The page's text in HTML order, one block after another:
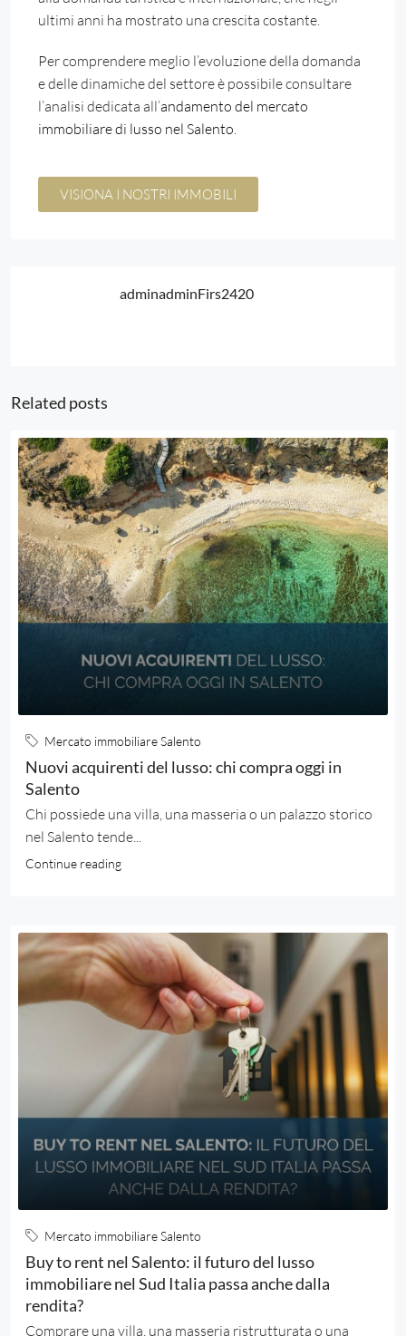
ultimi anni ha mostrato una crescita costante.
Per comprendere meglio l’evoluzione della domanda
e delle dinamiche del settore è possibile consultare
l’analisi dedicata all’andamento del mercato
immobiliare di lusso nel Salento.
VISIONA I NOSTRI IMMOBILI
adminadminFirs2420
Related posts
Mercato immobiliare Salento
Nuovi acquirenti del lusso: chi compra oggi in
Salento
Chi possiede una villa, una masseria o un palazzo storico
nel Salento tende...
Continue reading
Mercato immobiliare Salento
Buy to rent nel Salento: il futuro del lusso
immobiliare nel Sud Italia passa anche dalla
rendita?
Comprare una villa, una masseria ristrutturata o una